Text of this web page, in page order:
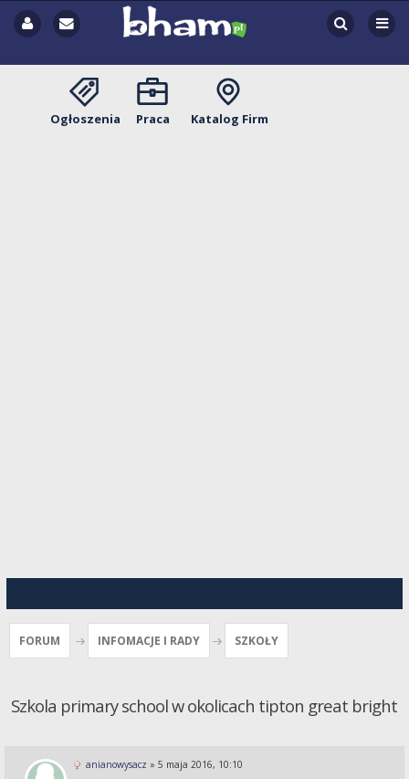
Ogłoszenia Praca Katalog Firm
FORUM INFOMACJE I RADY SZKOŁY
Szkola primary school w okolicach tipton great bright
anianowysacz » 5 maja 2016, 10:10